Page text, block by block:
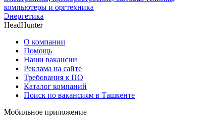
компьютеры и оргтехника
Энергетика
HeadHunter
О компании
Помощь
Наши вакансии
Реклама на сайте
Требования к ПО
Каталог компаний
Поиск по вакансиям в Ташкенте
Мобильное приложение